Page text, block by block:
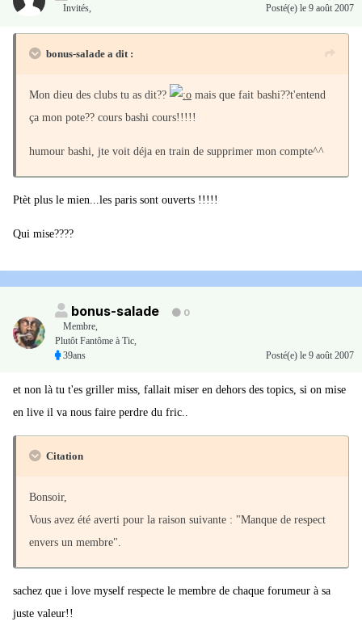
Invités Posté(e) le 9 août 2007
bonus-salade a dit :
Mon dieu des clubs tu as dit??
mais que fait bashi??t'entend
ça mon pote?? cours bashi cours!!!!!
humour bashi, jte voit déja en train de supprimer mon compte^^
Ptèt plus le mien...les paris sont ouverts !!!!!
Qui mise????
bonus-salade
0
Membre
Plutôt Fantôme à Tic,
39ans
Posté(e) le 9 août 2007
et non là tu t'es griller miss, fallait miser en dehors des topics, si on mise
en live il va nous faire perdre du fric..
Citation
Bonsoir,
Vous avez été averti pour la raison suivante : "Manque de respect
envers un membre".
sachez que i love myself respecte le membre de chaque forumeur à sa
juste valeur!!